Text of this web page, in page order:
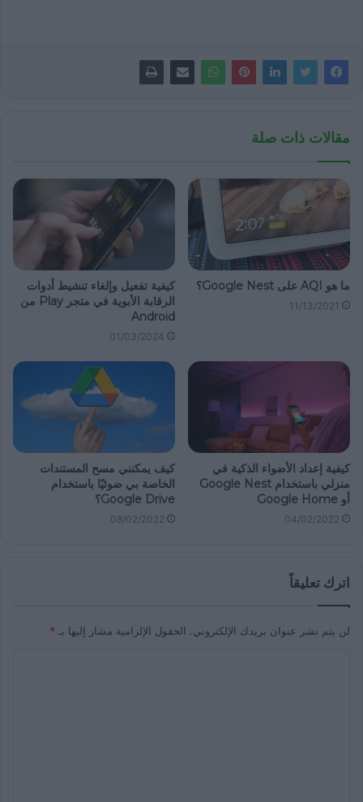
مقالات ذات صلة
ما هو AQI على Google Nest؟
11/13/2021
كيفية تفعيل وإلغاء تنشيط أدوات
الرقابة الأبوية في متجر Play من
Android
01/03/2024
كيفية إعداد الأضواء الذكية في
منزلي باستخدام Google Nest
أو Google Home
04/02/2022
كيف يمكنني مسح المستندات
الخاصة بي ضوئيًا باستخدام
Google Drive؟
08/02/2022
اترك تعليقاً
لن يتم نشر عنوان بريدك الإلكتروني. الحقول الإلزامية مشار إليها بـ *